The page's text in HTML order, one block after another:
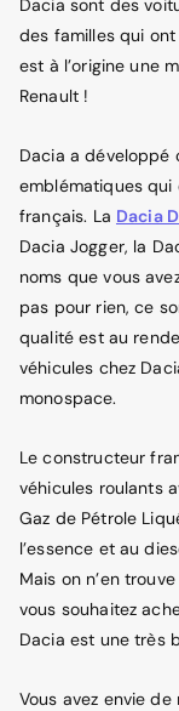
Dacia sont des
des familles qui
est à l’origine une
Renault !
Dacia a développé
emblématiques qui
français. La Dacia
Dacia Jogger, la
noms que vous
pas pour rien, ce
qualité est au
véhicules chez
monospace.
Le constructeur
véhicules roulants
Gaz de Pétrole
l’essence et au
Mais on n’en
vous souhaitez
Dacia est une très
Vous avez envie